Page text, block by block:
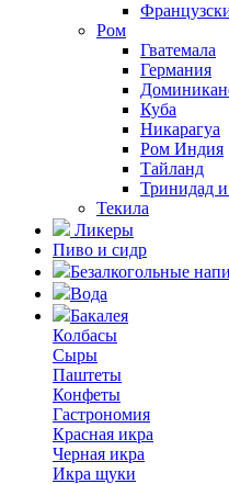
Ром
Гватемала
Германия
Куба
Никарагуа
Ром Индия
Тайланд
Тринидад
Текила
Ликеры
Пиво и сидр
Безалкогольные
Вода
Бакалея
Колбасы
Сыры
Паштеты
Конфеты
Гастрономия
Красная икра
Черная икра
Икра щуки